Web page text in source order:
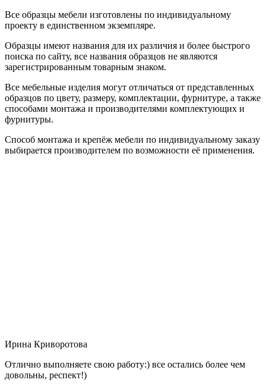
Все образцы мебели изготовлены по индивидуальному
проекту в единственном экземпляре.
Образцы имеют названия для их различия и более быстрого
поиска по сайту, все названия образцов не являются
зарегистрированным товарным знаком.
Все мебельные изделия могут отличаться от представленных
образцов по цвету, размеру, комплектации, фурнитуре, а также
способами монтажа и производителями комплектующих и
фурнитуры.
Способ монтажа и крепёж мебели по индивидуальному заказу
выбирается производителем по возможности её применения.
Ирина Криворотова
Отлично выполняете свою работу:) все остались более чем
довольны, респект!)